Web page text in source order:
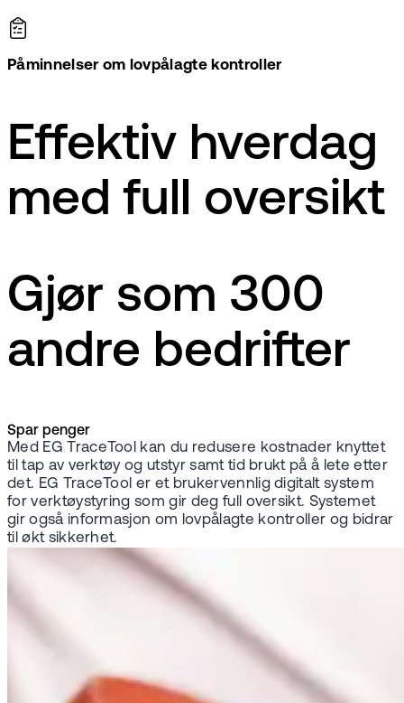
Påminnelser om lovpålagte kontroller
Effektiv hverdag
med full oversikt
Gjør som 300
andre bedrifter
Spar penger
Med EG TraceTool kan du redusere kostnader knyttet
til tap av verktøy og utstyr samt tid brukt på å lete etter
det. EG TraceTool er et brukervennlig digitalt system
for verktøystyring som gir deg full oversikt. Systemet
gir også informasjon om lovpålagte kontroller og bidrar
til økt sikkerhet.